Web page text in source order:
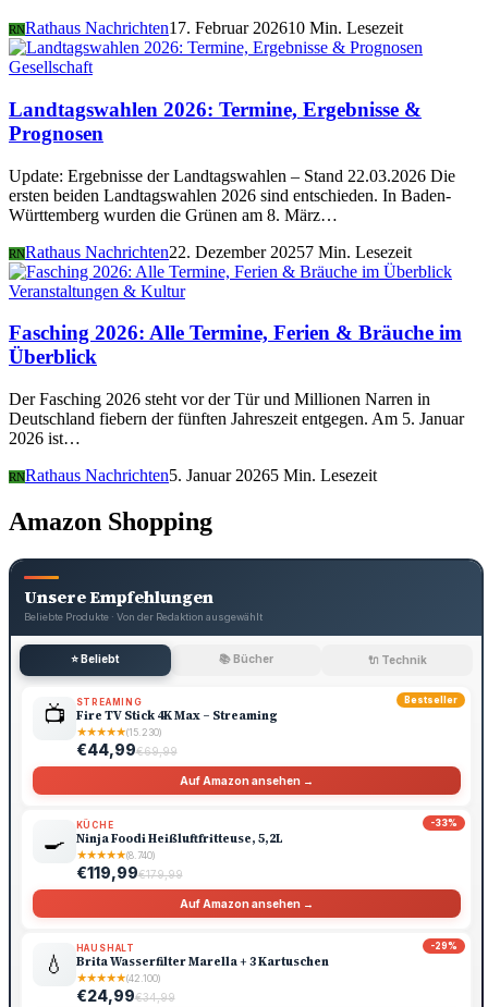
RNRathaus Nachrichten17. Februar 202610 Min. Lesezeit
Gesellschaft
Landtagswahlen 2026: Termine, Ergebnisse &
Prognosen
Update: Ergebnisse der Landtagswahlen – Stand 22.03.2026 Die
ersten beiden Landtagswahlen 2026 sind entschieden. In Baden-
Württemberg wurden die Grünen am 8. März…
RNRathaus Nachrichten22. Dezember 20257 Min. Lesezeit
Veranstaltungen & Kultur
Fasching 2026: Alle Termine, Ferien & Bräuche im
Überblick
Der Fasching 2026 steht vor der Tür und Millionen Narren in
Deutschland fiebern der fünften Jahreszeit entgegen. Am 5. Januar
2026 ist…
RNRathaus Nachrichten5. Januar 20265 Min. Lesezeit
Amazon Shopping
Unsere Empfehlungen
Beliebte Produkte · Von der Redaktion ausgewählt
⭐ Beliebt 📚 Bücher 🔌 Technik
Bestseller
📺 STREAMING
Fire TV Stick 4K Max – Streaming
★★★★★(15.230)
€44,99€69,99
Auf Amazon ansehen →
-33%
🍳
KÜCHE
Ninja Foodi Heißluftfritteuse, 5,2L
★★★★★(8.740)
€119,99€179,99
Auf Amazon ansehen →
-29%
💧
HAUSHALT
Brita Wasserfilter Marella + 3 Kartuschen
★★★★★(42.100)
€24,99€34,99